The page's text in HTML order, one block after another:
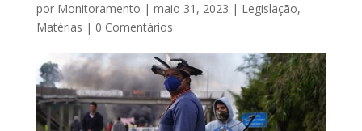
por Monitoramento | maio 31, 2023 | Legislação,
Matérias | 0 Comentários